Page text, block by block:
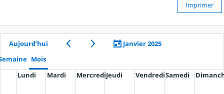
Imprimer
Aujourd’hui
Janvier 2025
Mois
Lundi
Mardi MercrediJeudi VendrediSamedi